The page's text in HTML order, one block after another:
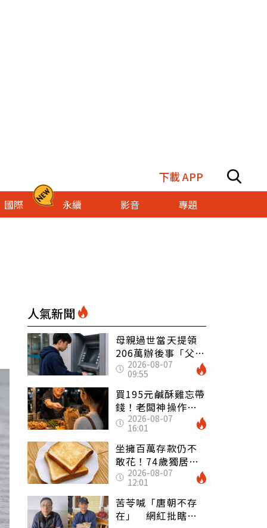
下載 APP
國際 永續 影音 專題
人氣新聞
母親過世當天提領
206萬辦後事「父子
遭判刑」 律師：
搶錢先下手是罪
2026-08-07
09:55
買195元鹹酥雞忘帶
錢！老闆神操作
「倒找5元」 全網
看哭：這就是台灣
2026-08-07
16:01
坐擁百萬存款仍不
敢花！74歲獨居翁
「1餐只吃1片吐
司」 半年後暴瘦
嚇壞女兒
2026-08-07
12:01
苦苓喊「唐朝不存
在」 網紅批瞎編